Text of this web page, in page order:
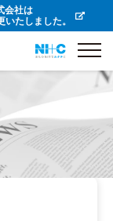
会社は
たしました。